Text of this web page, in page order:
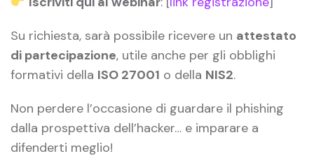
Su richiesta, sarà possibile ricevere un attestato
di partecipazione, utile anche per gli obblighi
formativi della ISO 27001 o della NIS2.
Non perdere l’occasione di guardare il phishing
dalla prospettiva dell’hacker… e imparare a
difenderti meglio!